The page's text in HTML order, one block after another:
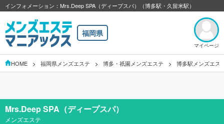
インフォメーション：Mrs.Deep SPA（ディープスパ）（博多駅・久留米駅）
福岡県
マイページ
HOME 福岡県メンズエステ 博多・祇園メンズエステ 博多駅メンズエス
Mrs.Deep SPA（ディープスパ）
メンズエステ